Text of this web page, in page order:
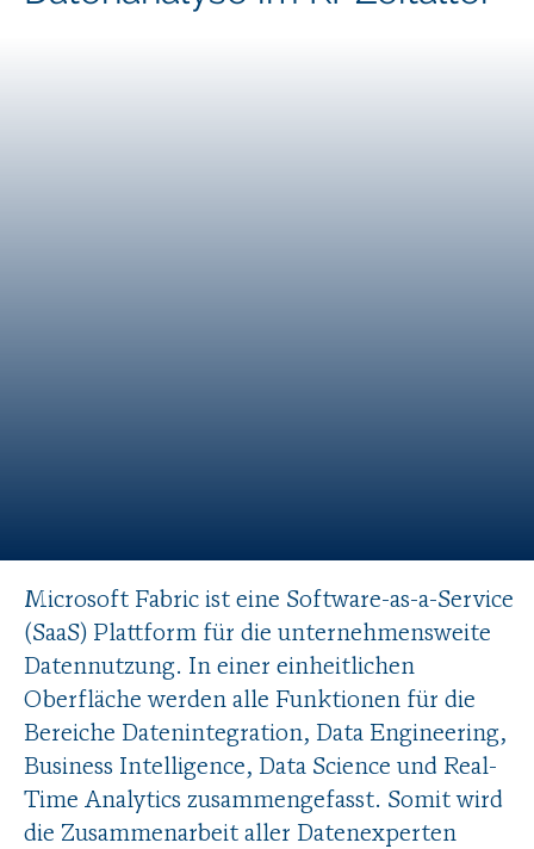
Microsoft Fabric ist eine Software-as-a-Service
(SaaS) Plattform für die unternehmensweite
Datennutzung. In einer einheitlichen
Oberfläche werden alle Funktionen für die
Bereiche Datenintegration, Data Engineering,
Business Intelligence, Data Science und Real-
Time Analytics zusammengefasst. Somit wird
die Zusammenarbeit aller Datenexperten